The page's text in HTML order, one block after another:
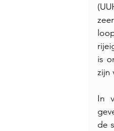
is
zijn
In
de